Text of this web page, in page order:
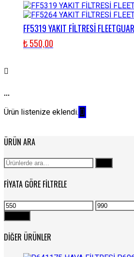
FF5319 YAKIT FİLTRESİ
₺550,00
...
Ürün listenize eklendi.
ÜRÜN ARA
Ara:
FIYATA GÖRE FILTRELE
En
düşük
fiyat
En
yüksek
DIĞER ÜRÜNLER